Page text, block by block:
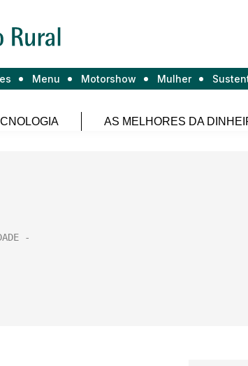
Menu Motorshow Mulher
AS MELHORES DA